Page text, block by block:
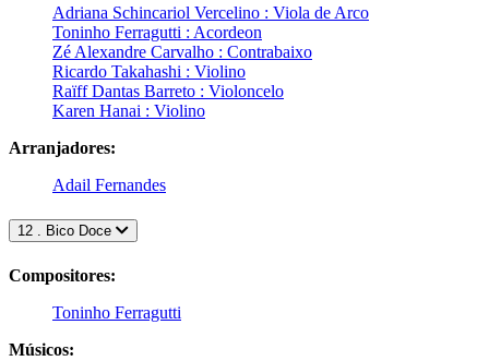
Adriana Schincariol Vercelino : Viola de Arco
Toninho Ferragutti : Acordeon
Zé Alexandre Carvalho : Contrabaixo
Ricardo Takahashi : Violino
Raïff Dantas Barreto : Violoncelo
Karen Hanai : Violino
Arranjadores:
Adail Fernandes
12 . Bico Doce
Compositores:
Toninho Ferragutti
Músicos: